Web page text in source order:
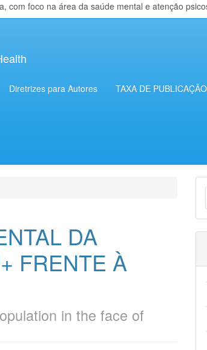
foco na área da saúde mental e atenção
Diretrizes para Autores TAXA DE PUBLICAÇÃO
DA
FRENTE À
in the face of